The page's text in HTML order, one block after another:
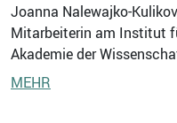
Joanna Nalewajko-
Mitarbeiterin am Institut
Akademie der
MEHR